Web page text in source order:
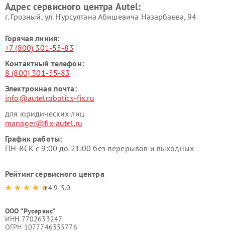
Адрес сервисного центра Autel:
г. Грозный, ул. Нурсултана Абишевича Назарбаева, 94
Горячая линия:
+7 (800) 301-55-83
Контактный телефон:
8 (800) 301-55-83
Электронная почта:
info@autelrobotics-fix.ru
для юридических лиц
manager@fix-autel.ru
График работы:
ПН-ВСК с 9:00 до 21:00 без перерывов и выходных
Рейтинг сервисного центра
4.9-5.0
ООО "Русервис"
ИНН 7702633247
ОГРН 1077746335776